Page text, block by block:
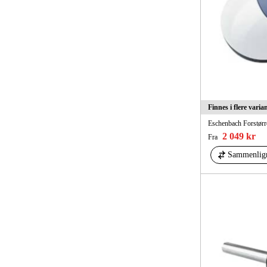
Finnes i flere
Eschenbach
Fra
2 049 kr